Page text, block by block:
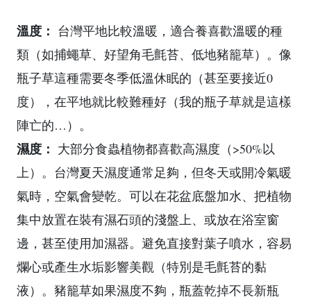
溫度： 台灣平地比較溫暖，適合養喜歡溫暖的種
類（如捕蠅草、好望角毛氈苔、低地豬籠草）。像
瓶子草這種需要冬季低溫休眠的（甚至要接近0
度），在平地就比較難種好（我的瓶子草就是這樣
陣亡的…）。
濕度： 大部分食蟲植物都喜歡高濕度（>50%以
上）。台灣夏天濕度通常足夠，但冬天或開冷氣暖
氣時，空氣會變乾。可以在花盆底盤加水、把植物
集中放置在裝有濕石頭的淺盤上、或放在浴室窗
邊，甚至使用加濕器。避免直接對葉子噴水，容易
爛心或產生水垢影響美觀（特別是毛氈苔的黏
液）。豬籠草如果濕度不夠，瓶蓋乾掉不長新瓶